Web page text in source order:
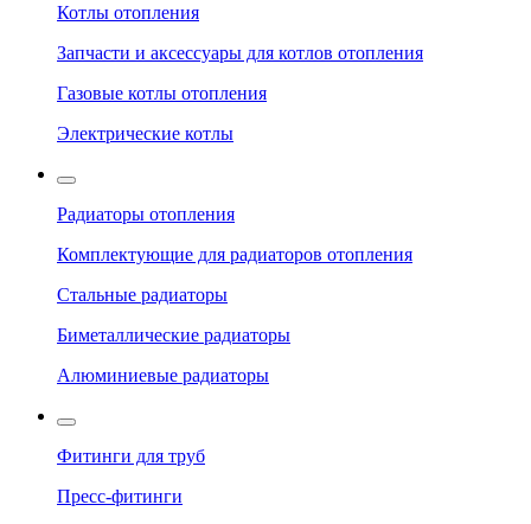
Котлы отопления
Запчасти и аксессуары для котлов отопления
Газовые котлы отопления
Электрические котлы
Радиаторы отопления
Комплектующие для радиаторов отопления
Стальные радиаторы
Биметаллические радиаторы
Алюминиевые радиаторы
Фитинги для труб
Пресс-фитинги